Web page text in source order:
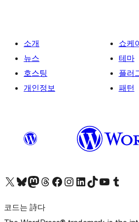
소개
뉴스
호스팅
개인정보
쇼케
테마
플러
패턴
X(이전 트위터) 계정 방문하기블루스카이 계정 방문하기마스토돈 계정 방문하기스레드 계정 방문하기 페이스북 페이지 방문하기인스타그램 계정 방문하기 LinkedIn 계정 방문하기틱톡 계정 방문하기유튜브 채널 방문하기 텀블러 계정 방문하기
코드는 詩다